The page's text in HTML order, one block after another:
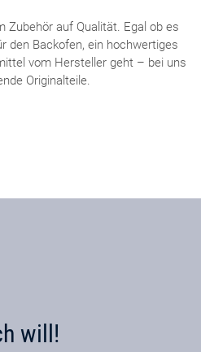
Zubehör auf Qualität. Egal ob es
den Backofen, ein hochwertiges
vom Hersteller geht – bei uns
Originalteile.
will!